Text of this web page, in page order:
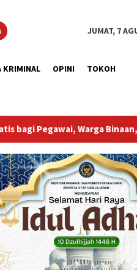
JUMAT, 7
KRIMINAL OPINI TOKOH
Pengunjung Bupati